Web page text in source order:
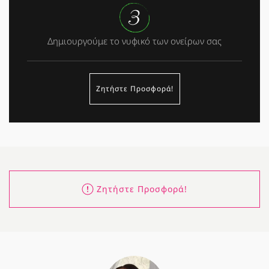
Δημιουργούμε το νυφικό των ονείρων σας
Ζητήστε Προσφορά!
Ζητήστε Προσφορά!